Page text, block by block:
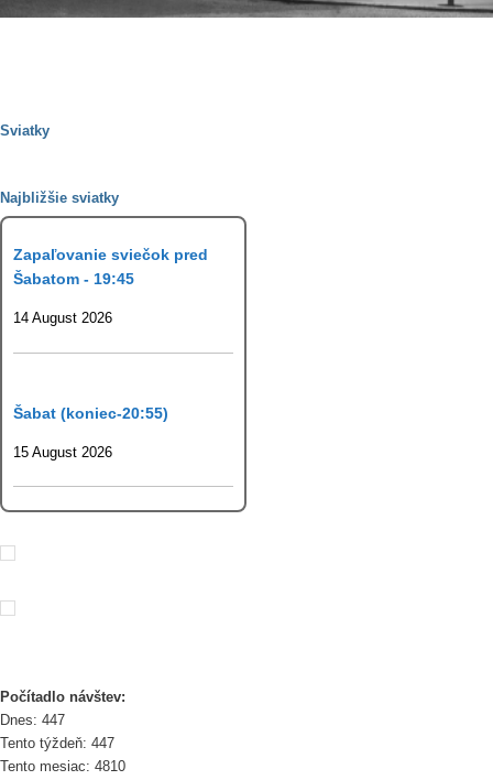
Sviatky
Najbližšie sviatky
Zapaľovanie sviečok pred
Šabatom - 19:45
14 August 2026
Šabat (koniec-20:55)
15 August 2026
Počítadlo návštev:
Dnes: 447
Tento týždeň: 447
Tento mesiac: 4810